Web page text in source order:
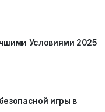
Условиями 2025
игры в